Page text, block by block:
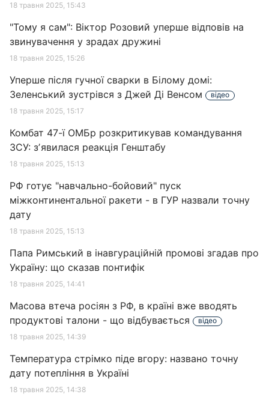
18 травня 2025, 15:43
"Тому я сам": Віктор Розовий уперше відповів на
звинувачення у зрадах дружині
18 травня 2025, 15:26
Уперше після гучної сварки в Білому домі:
Зеленський зустрівся з Джей Ді Венсом
відео
18 травня 2025, 15:17
Комбат 47-ї ОМБр розкритикував командування
ЗСУ: зʼявилася реакція Генштабу
18 травня 2025, 15:13
РФ готує "навчально-бойовий" пуск
міжконтинентальної ракети - в ГУР назвали точну
дату
18 травня 2025, 15:13
Папа Римський в інавгураційній промові згадав про
Україну: що сказав понтифік
18 травня 2025, 14:41
Масова втеча росіян з РФ, в країні вже вводять
продуктові талони - що відбувається
відео
18 травня 2025, 14:39
Температура стрімко піде вгору: названо точну
дату потепління в Україні
18 травня 2025, 14:38